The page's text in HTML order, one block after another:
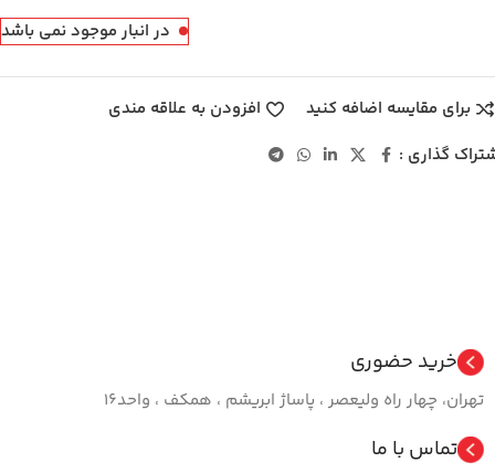
در انبار موجود نمی باشد
برای مقایسه اضافه کنید
افزودن به علاقه مندی
گذاری :
خرید حضوری
تهران، چهار راه ولیعصر ، پاساژ ابریشم ، همکف ، واحد16
تماس با ما